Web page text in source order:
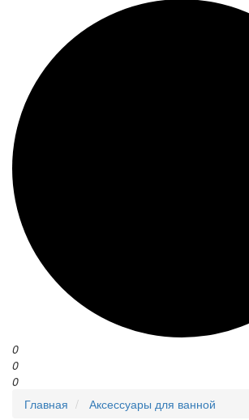
0
0
0
Главная
Аксессуары для ванной